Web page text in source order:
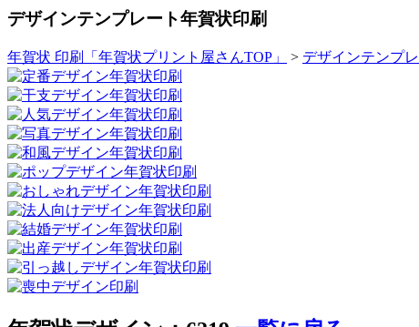
デザインテンプレート年賀状印刷
年賀状 印刷「年賀状プリント屋さんTOP」 > デザインテンプ